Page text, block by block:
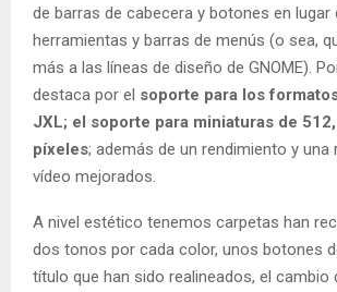
de barras de cabecera y botones en lugar
herramientas y barras de menús (o sea,
más a las líneas de diseño de GNOME).
destaca por el soporte para los
JXL; el soporte para miniaturas de
píxeles; además de un rendimiento y una
vídeo mejorados.
A nivel estético tenemos carpetas han
dos tonos por cada color, unos botones
título que han sido realineados, el cambio